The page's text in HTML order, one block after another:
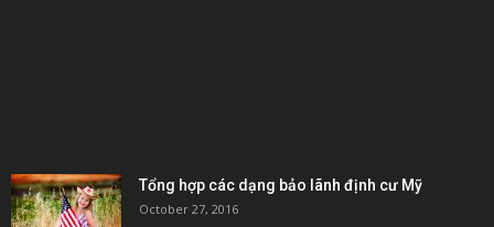
Tổng hợp các dạng bảo lãnh định cư Mỹ
October 27, 2016